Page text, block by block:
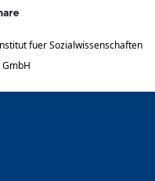
fuer Sozialwissenschaften